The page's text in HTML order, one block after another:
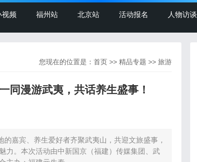
视频 福州站 北京站 活动报名 人物访谈
您现在的位置是： 首页 >> 精品专题 >> 旅游
同漫游武夷，共话养生盛事！
嘉宾、养生爱好者齐聚武夷山，共迎文旅盛事，
。本次活动由中新国京（福建）传媒集团、武